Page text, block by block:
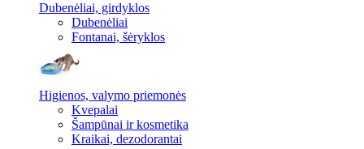
Dubenėliai, girdyklos
Dubenėliai
Fontanai, šėryklos
Higienos, valymo priemonės
Kvepalai
Šampūnai ir kosmetika
Kraikai, dezodorantai